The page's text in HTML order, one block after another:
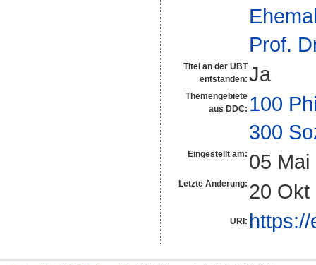
Prof.
Titel an der UBT
entstanden: Ja
Themengebiete
aus DDC: 100
300
Eingestellt am: 05 Mai
Letzte Änderung: 20 Okt
URI: